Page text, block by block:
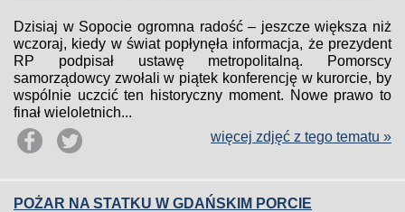
Dzisiaj w Sopocie ogromna radość – jeszcze większa niż
wczoraj, kiedy w świat popłynęła informacja, że prezydent
RP podpisał ustawę metropolitalną. Pomorscy
samorządowcy zwołali w piątek konferencję w kurorcie, by
wspólnie uczcić ten historyczny moment. Nowe prawo to
finał wieloletnich...
więcej zdjęć z tego tematu »
POŻAR NA STATKU W GDAŃSKIM PORCIE